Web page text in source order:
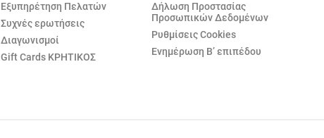
Εξυπηρέτηση Πελατών
Συχνές ερωτήσεις
Διαγωνισμοί
Gift Cards ΚΡΗΤΙΚΟΣ
Δήλωση Προστασίας
Προσωπικών Δεδομένων
Ρυθμίσεις Cookies
Ενημέρωση Β’ επιπέδου